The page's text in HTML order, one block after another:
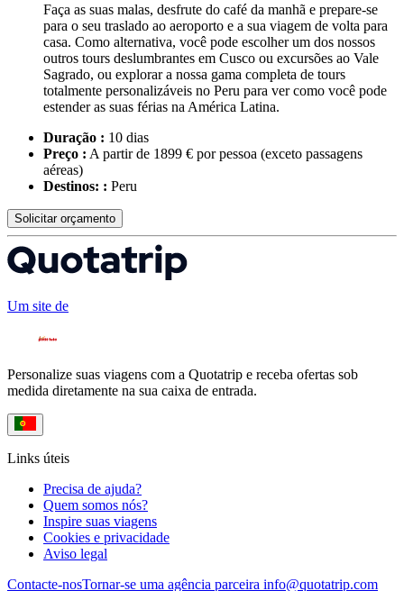
Faça as suas malas, desfrute do café da manhã e prepare-se
para o seu traslado ao aeroporto e a sua viagem de volta para
casa. Como alternativa, você pode escolher um dos nossos
outros tours deslumbrantes em Cusco ou excursões ao Vale
Sagrado, ou explorar a nossa gama completa de tours
totalmente personalizáveis no Peru para ver como você pode
estender as suas férias na América Latina.
Duração : 10 dias
Preço : A partir de 1899 € por pessoa (exceto passagens
aéreas)
Destinos: : Peru
Solicitar orçamento
Um site de
Personalize suas viagens com a Quotatrip e receba ofertas sob
medida diretamente na sua caixa de entrada.
Links úteis
Precisa de ajuda?
Quem somos nós?
Inspire suas viagens
Cookies e privacidade
Aviso legal
Contacte-nosTornar-se uma agência parceira info@quotatrip.com